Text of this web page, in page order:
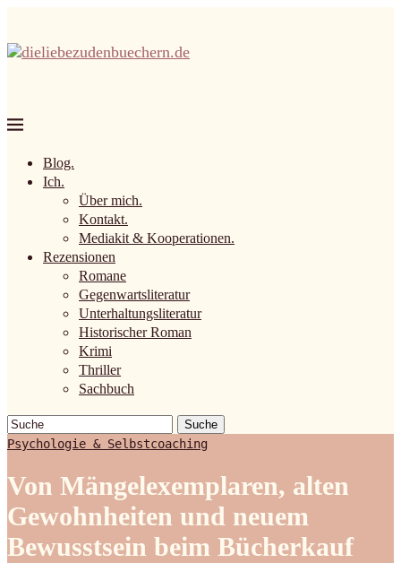
Blog.
Ich.
Über mich.
Kontakt.
Mediakit & Kooperationen.
Rezensionen
Romane
Gegenwartsliteratur
Unterhaltungsliteratur
Historischer Roman
Krimi
Thriller
Sachbuch
Suche
Psychologie & Selbstcoaching
Von Mängelexemplaren, alten
Gewohnheiten und neuem
Bewusstsein beim Bücherkauf